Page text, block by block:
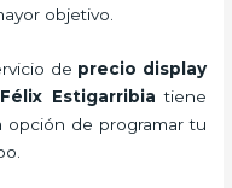
objetivo.
de precio display
Estigarribia tiene
opción de programar tu